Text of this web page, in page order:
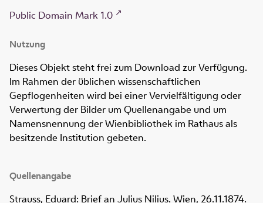
Public Domain Mark 1.0
Nutzung
Dieses Objekt steht frei zum Download zur Verfügung.
Im Rahmen der üblichen wissenschaftlichen
Gepflogenheiten wird bei einer Vervielfältigung oder
Verwertung der Bilder um Quellenangabe und um
Namensnennung der Wienbibliothek im Rathaus als
besitzende Institution gebeten.
Quellenangabe
Strauss, Eduard: Brief an Julius Nilius. Wien, 26.11.1874.